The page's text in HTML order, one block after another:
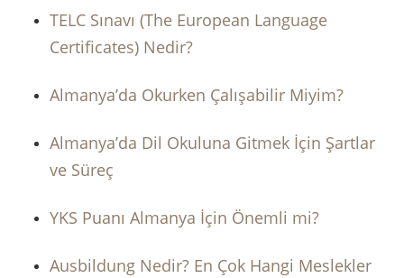
TELC Sınavı (The European Language
Certificates) Nedir?
Almanya’da Okurken Çalışabilir Miyim?
Almanya’da Dil Okuluna Gitmek İçin Şartlar
ve Süreç
YKS Puanı Almanya İçin Önemli mi?
Ausbildung Nedir? En Çok Hangi Meslekler